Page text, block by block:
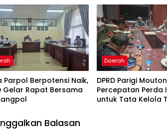
Parpol Berpotensi Naik,
Gelar Rapat Bersama
Daerah
DPRD Parigi
Percepatan Perda
untuk Tata Kelola
Balasan